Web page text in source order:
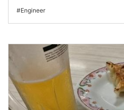
Engineer